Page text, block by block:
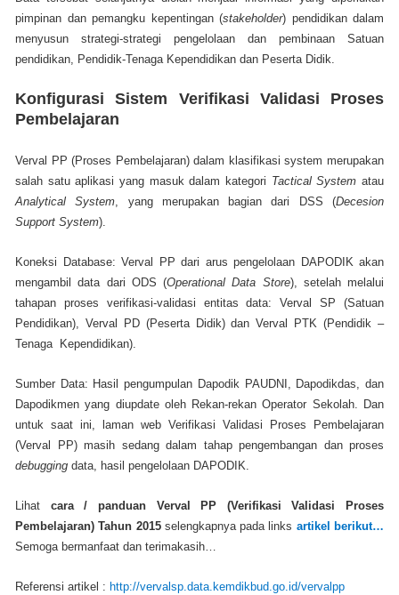
pimpinan dan pemangku kepentingan (stakeholder) pendidikan dalam
menyusun strategi-strategi pengelolaan dan pembinaan Satuan
pendidikan, Pendidik-Tenaga Kependidikan dan Peserta Didik.
Konfigurasi Sistem Verifikasi Validasi Proses
Pembelajaran
Verval PP (Proses Pembelajaran) dalam klasifikasi system merupakan
salah satu aplikasi yang masuk dalam kategori Tactical System atau
Analytical System, yang merupakan bagian dari DSS (Decesion
Support System).
Koneksi Database: Verval PP dari arus pengelolaan DAPODIK akan
mengambil data dari ODS (Operational Data Store), setelah melalui
tahapan proses verifikasi-validasi entitas data: Verval SP (Satuan
Pendidikan), Verval PD (Peserta Didik) dan Verval PTK (Pendidik –
Tenaga Kependidikan).
Sumber Data: Hasil pengumpulan Dapodik PAUDNI, Dapodikdas, dan
Dapodikmen yang diupdate oleh Rekan-rekan Operator Sekolah. Dan
untuk saat ini, laman web Verifikasi Validasi Proses Pembelajaran
(Verval PP) masih sedang dalam tahap pengembangan dan proses
debugging data, hasil pengelolaan DAPODIK.
Lihat cara / panduan Verval PP (Verifikasi Validasi Proses
Pembelajaran) Tahun 2015selengkapnya pada links artikel berikut…
Semoga bermanfaat dan terimakasih…
Referensi artikel : http://vervalsp.data.kemdikbud.go.id/vervalpp